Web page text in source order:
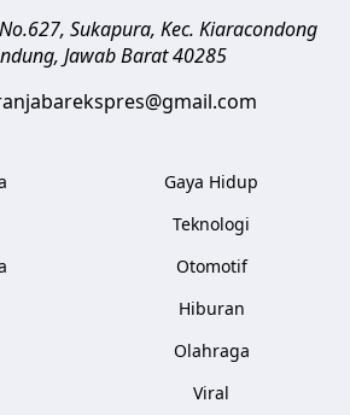
Sukapura, Kec. Kiaracondong
, Jawab Barat 40285
Gaya Hidup
Teknologi
Otomotif
Hiburan
Olahraga
Viral